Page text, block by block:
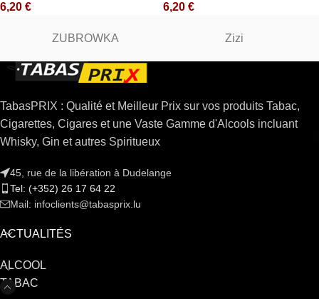
6,20 €
6,20 €
ZUBROWKA Zizi
TabasPRIX : Qualité et Meilleur Prix sur vos produits Tabac,
Cigarettes, Cigares et une Vaste Gamme d'Alcools incluant
Whisky, Gin et autres Spiritueux
45, rue de la libération à Dudelange
Tel: (+352) 26 17 64 22
Mail: infoclients@tabasprix.lu
ACTUALITÉS
ALCOOL
TABAC